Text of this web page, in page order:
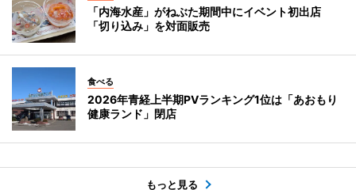
「内海水産」がねぶた期間中にイベント初出店
「切り込み」を対面販売
食べる
2026年青経上半期PVランキング1位は「あおもり
健康ランド」閉店
もっと見る